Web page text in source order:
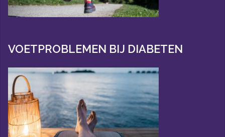
VOETPROBLEMEN BIJ DIABETEN